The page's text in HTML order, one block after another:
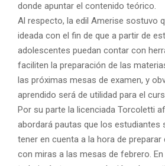
donde apuntar el contenido teórico.
Al respecto, la edil Amerise sostuvo
ideada con el fin de que a partir de
adolescentes puedan contar con
faciliten la preparación de las
las próximas mesas de examen, y
aprendido será de utilidad para el
Por su parte la licenciada Torcoletti
abordará pautas que los estudiantes
tener en cuenta a la hora de preparar
con miras a las mesas de febrero.